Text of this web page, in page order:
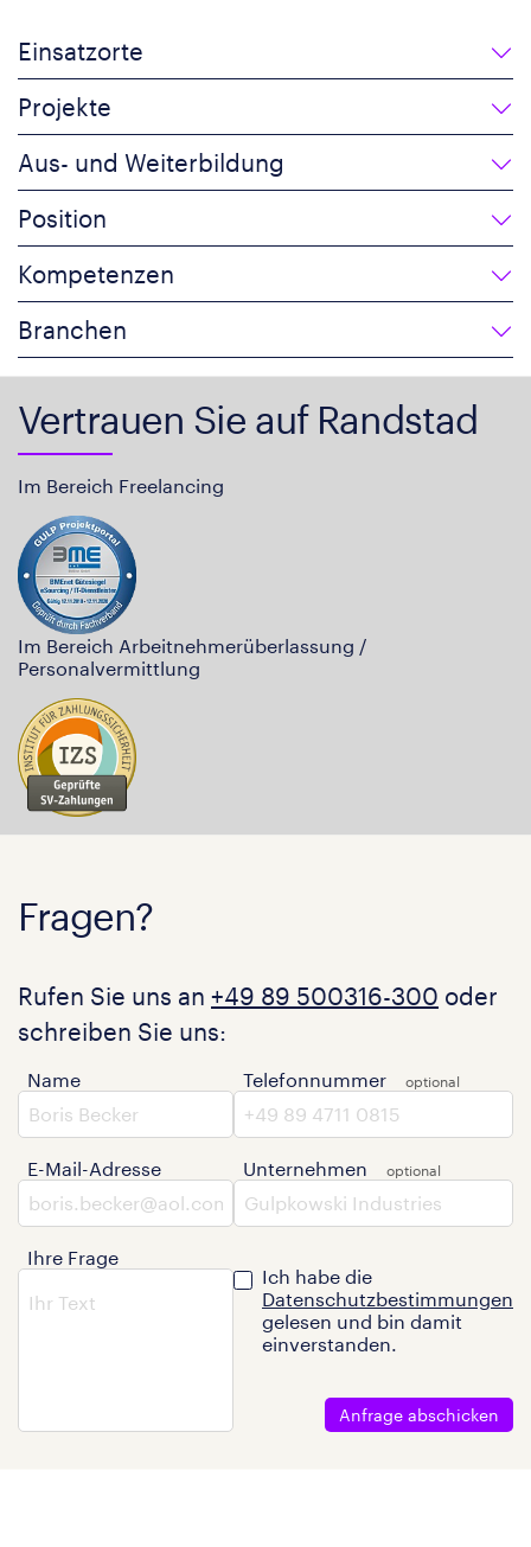
Einsatzorte
Projekte
Aus- und Weiterbildung
Position
Kompetenzen
Branchen
Vertrauen Sie auf Randstad
Im Bereich Freelancing
Im Bereich Arbeitnehmerüberlassung /
Personalvermittlung
Fragen?
Rufen Sie uns an +49 89 500316-300 oder
schreiben Sie uns:
Name
E-Mail-Adresse
Ihre Frage
Telefonnummer
Unternehmen
Ich habe die
Datenschutzbestimmungen
gelesen und bin damit
einverstanden.
Anfrage abschicken